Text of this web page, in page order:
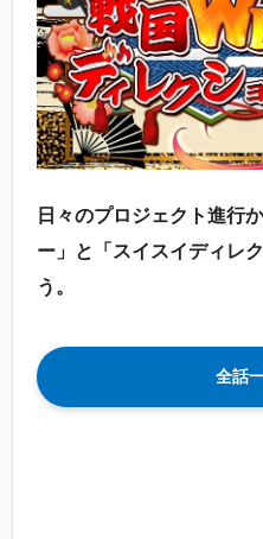
日々のプロジェクト進行
ー」と「スイスイディレ
う。
全話